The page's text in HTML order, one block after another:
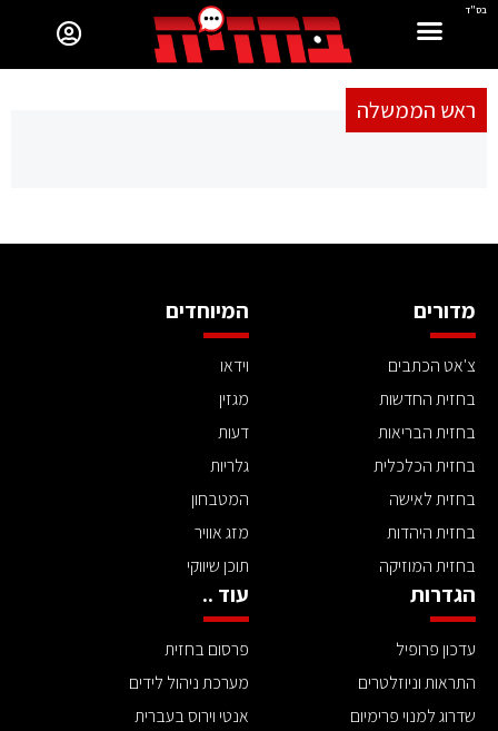
בס"ד
ראש הממשלה
מדורים
צ'אט הכתבים
בחזית החדשות
בחזית הבריאות
בחזית הכלכלית
בחזית לאישה
בחזית היהדות
בחזית המוזיקה
המיוחדים
וידאו
מגזין
דעות
גלריות
המטבחון
מזג אוויר
תוכן שיווקי
הגדרות
עדכון פרופיל
התראות וניוזלטרים
שדרוג למנוי פרימיום
עוד ..
פרסום בחזית
מערכת ניהול לידים
אנטי וירוס בעברית